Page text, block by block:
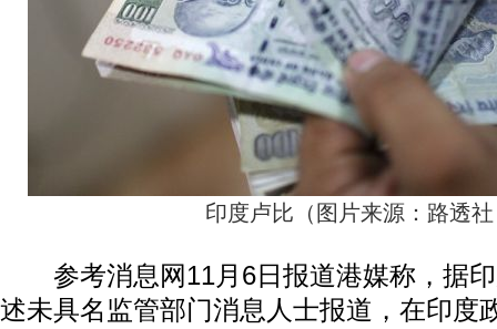
印度卢比（图片来源：路透
参考消息网11月6日报道港媒称，据印
述未具名监管部门消息人士报道，在印度